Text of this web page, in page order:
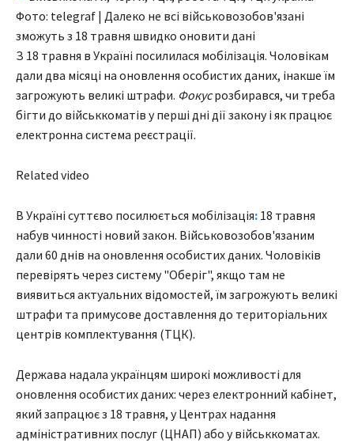
Фото: telegraf | Далеко не всі військовозобов'язані
зможуть з 18 травня швидко оновити дані
З 18 травня в Україні посилилася мобілізація. Чоловікам
дали два місяці на оновлення особистих даних, інакше їм
загрожують великі штрафи. Фокусрозбирався, чи треба
бігти до військкоматів у перші дні дії закону і як працює
електронна система реєстрації.
Related video
В Україні суттєво посилюється мобілізація: 18 травня
набув чинності новий закон. Військовозобов'язаним
дали 60 днів на оновлення особистих даних. Чоловіків
перевірять через систему "Оберіг", якщо там не
виявиться актуальних відомостей, їм загрожують великі
штрафи та примусове доставлення до територіальних
центрів комплектування (ТЦК).
Держава надала українцям широкі можливості для
оновлення особистих даних: через електронний кабінет,
який запрацює з 18 травня, у Центрах надання
адміністративних послуг (ЦНАП) або у військкоматах.